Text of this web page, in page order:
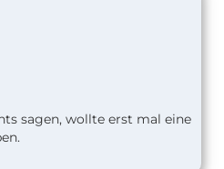
sagen, wollte erst mal eine